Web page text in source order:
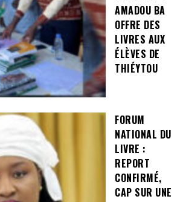
AMADOU BA
OFFRE DES
LIVRES AUX
ÉLÈVES DE
THIÉYTOU
FORUM
NATIONAL DU
LIVRE :
REPORT
CONFIRMÉ,
CAP SUR UNE